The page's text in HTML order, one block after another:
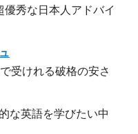
秀な日本人アドバイ
受けれる破格の安さ
な英語を学びたい中